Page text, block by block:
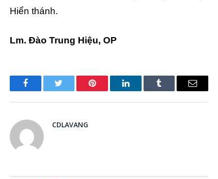
Hiển thánh.
Lm. Đào Trung Hiệu, OP
FacebookTwitter Pinterest LinkedInTumblr Email
CDLAVANG